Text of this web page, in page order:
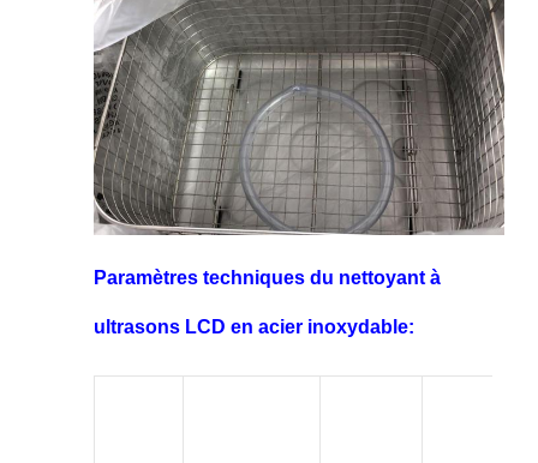
Paramètres techniques du nettoyant à
ultrasons LCD en acier inoxydable: